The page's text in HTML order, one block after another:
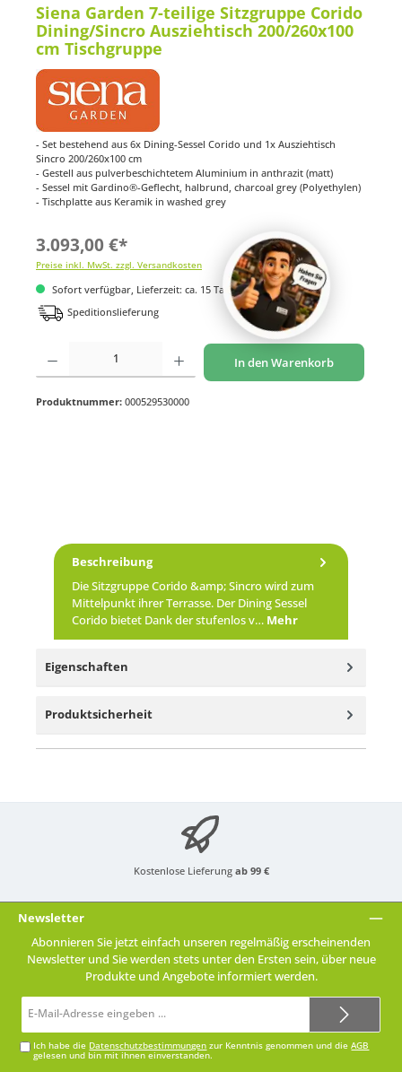
Siena Garden 7-teilige Sitzgruppe Corido
Dining/Sincro Ausziehtisch 200/260x100
cm Tischgruppe
- Set bestehend aus 6x Dining-Sessel Corido und 1x Ausziehtisch
Sincro 200/260x100 cm
- Gestell aus pulverbeschichtetem Aluminium in anthrazit (matt)
- Sessel mit Gardino®-Geflecht, halbrund, charcoal grey (Polyethylen)
- Tischplatte aus Keramik in washed grey
3.093,00 €*
Preise inkl. MwSt. zzgl. Versandkosten
Sofort verfügbar, Lieferzeit: ca. 15 Tage
Speditionslieferung
Produkt Anzahl: Gib den gewünschten Wert ein oder benutze die Schaltflächen um
In den Warenkorb
Produktnummer: 000529530000
Beschreibung
Die Sitzgruppe Corido &amp; Sincro wird zum
Mittelpunkt ihrer Terrasse. Der Dining Sessel
Corido bietet Dank der stufenlos v… Mehr
Eigenschaften
Produktsicherheit
Kostenlose Lieferung ab 99 €
Newsletter
Abonnieren Sie jetzt einfach unseren regelmäßig erscheinenden
Newsletter und Sie werden stets unter den Ersten sein, über neue
Produkte und Angebote informiert werden.
Mail-
Ich habe die Datenschutzbestimmungen zur Kenntnis genommen und dieAGB
gelesen und bin mit ihnen einverstanden.